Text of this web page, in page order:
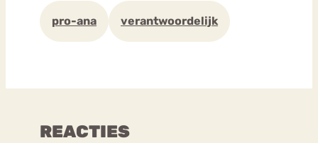
pro-ana verantwoordelijk
REACTIES